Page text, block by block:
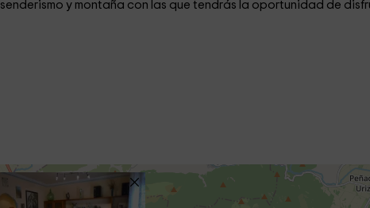
y montaña con las que tendrás la oportunidad de